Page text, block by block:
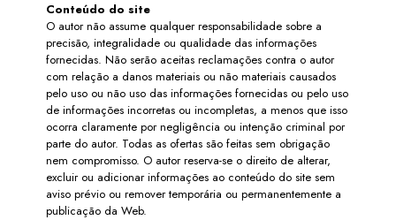
Conteúdo do site
O autor não assume qualquer responsabilidade sobre a
precisão, integralidade ou qualidade das informações
fornecidas. Não serão aceitas reclamações contra o autor
com relação a danos materiais ou não materiais causados
pelo uso ou não uso das informações fornecidas ou pelo uso
de informações incorretas ou incompletas, a menos que isso
ocorra claramente por negligência ou intenção criminal por
parte do autor. Todas as ofertas são feitas sem obrigação
nem compromisso. O autor reserva-se o direito de alterar,
excluir ou adicionar informações ao conteúdo do site sem
aviso prévio ou remover temporária ou permanentemente a
publicação da Web.